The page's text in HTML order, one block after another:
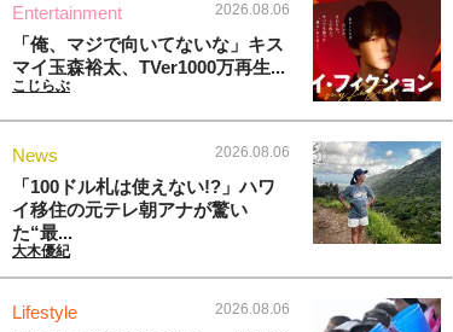
Entertainment 2026.08.06
「俺、マジで向いてないな」キス
マイ玉森裕太、TVer1000万再生...
こじらぶ
News 2026.08.06
「100ドル札は使えない!?」ハワ
イ移住の元テレ朝アナが驚い
た“最...
大木優紀
Lifestyle 2026.08.06